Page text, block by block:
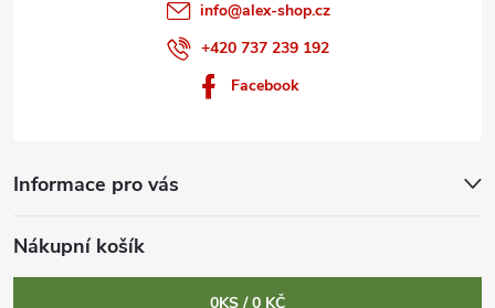
info@alex-shop.cz
+420 737 239 192
Facebook
Informace pro vás
Nákupní košík
0KS /0 KČ